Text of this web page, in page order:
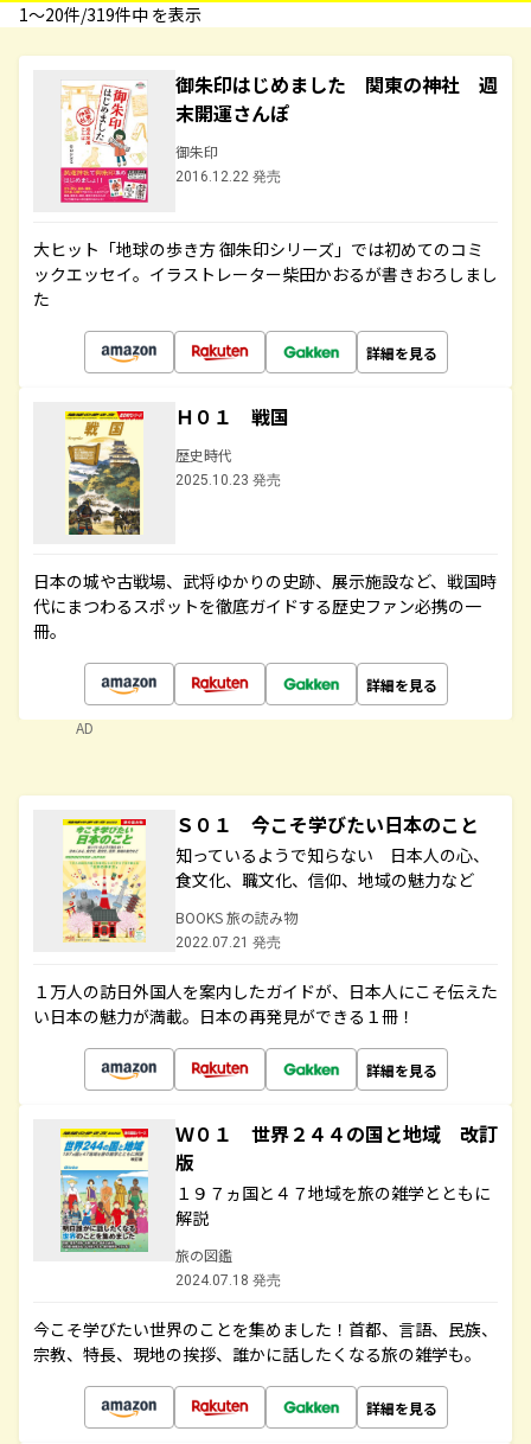
1〜20件/319件中 を表示
御朱印はじめました 関東の神社 週
末開運さんぽ
御朱印
2016.12.22 発売
大ヒット「地球の歩き方 御朱印シリーズ」では初めてのコミ
ックエッセイ。イラストレーター柴田かおるが書きおろしまし
た
詳細を見る
Ｈ０１ 戦国
歴史時代
2025.10.23 発売
日本の城や古戦場、武将ゆかりの史跡、展示施設など、戦国時
代にまつわるスポットを徹底ガイドする歴史ファン必携の一
冊。
詳細を見る
AD
Ｓ０１ 今こそ学びたい日本のこと
知っているようで知らない 日本人の心、
食文化、職文化、信仰、地域の魅力など
BOOKS 旅の読み物
2022.07.21 発売
１万人の訪日外国人を案内したガイドが、日本人にこそ伝えた
い日本の魅力が満載。日本の再発見ができる１冊！
詳細を見る
Ｗ０１ 世界２４４の国と地域 改訂
版
１９７ヵ国と４７地域を旅の雑学とともに
解説
旅の図鑑
2024.07.18 発売
今こそ学びたい世界のことを集めました！首都、言語、民族、
宗教、特長、現地の挨拶、誰かに話したくなる旅の雑学も。
詳細を見る